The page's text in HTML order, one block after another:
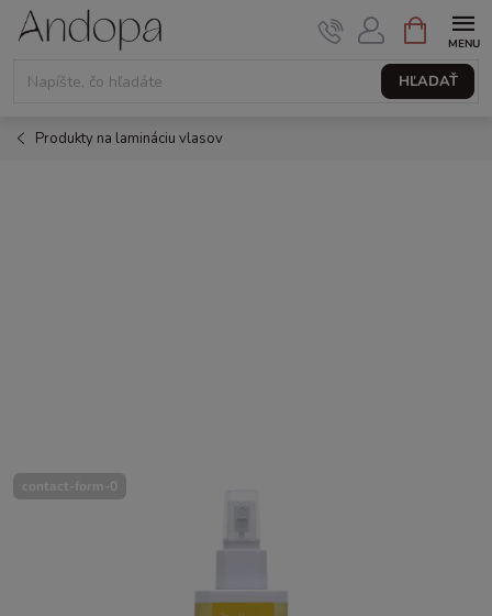
Prejsť
HĽADAŤ
NÁKUPNÝ
KOŠÍK
Produkty na lamináciu vlasov
contact-form-0